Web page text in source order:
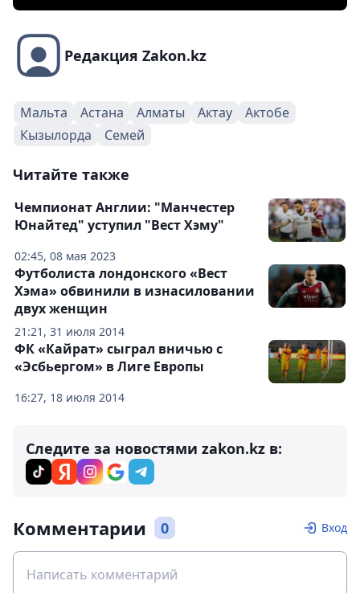
Редакция Zakon.kz
Мальта Астана Алматы Актау
Актобе
Кызылорда
Семей
Читайте также
02:45, 08 мая 2023
Чемпионат Англии: "Манчестер
Юнайтед" уступил "Вест Хэму"
21:21, 31 июля 2014
Футболиста лондонского «Вест
Хэма» обвинили в изнасиловании
двух женщин
16:27, 18 июля 2014
ФК «Кайрат» сыграл вничью с
«Эсбьергом» в Лиге Европы
Следите за новостями zakon.kz в:
Комментарии 0 Вход